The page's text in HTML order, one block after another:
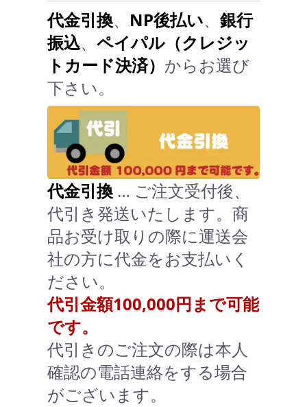
代金引換、 NP後払い、 銀行
振込、 ペイパル（クレジッ
トカード決済） からお選び
下さい。
代金引換 … ご注文受付後、
代引き発送いたします。商
品お受け取りの際に運送会
社の方に代金をお支払いく
ださい。
代引金額100,000円まで可能
です。
代引きのご注文の際は本人
確認の電話連絡をする場合
がございます。